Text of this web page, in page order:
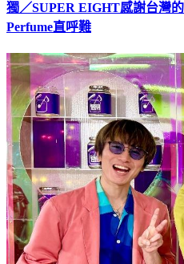
獨／SUPER EIGHT感謝台灣
Perfume直呼難